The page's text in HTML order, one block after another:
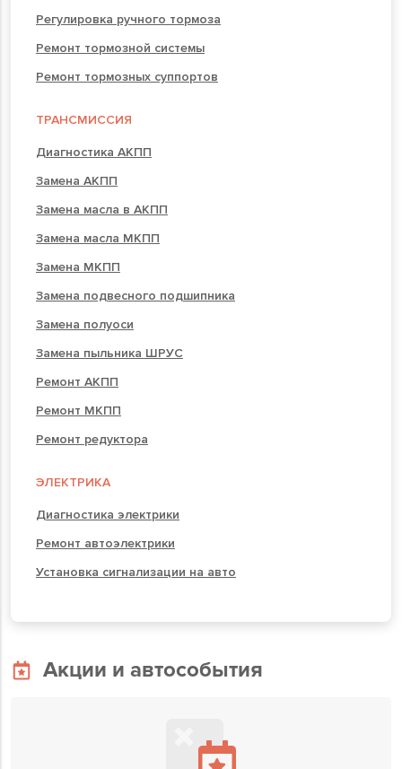
Регулировка ручного тормоза
Ремонт тормозной системы
Ремонт тормозных суппортов
ТРАНСМИССИЯ
Диагностика АКПП
Замена АКПП
Замена масла в АКПП
Замена масла МКПП
Замена МКПП
Замена подвесного подшипника
Замена полуоси
Замена пыльника ШРУС
Ремонт АКПП
Ремонт МКПП
Ремонт редуктора
ЭЛЕКТРИКА
Диагностика электрики
Ремонт автоэлектрики
Установка сигнализации на авто
Акции и автособытия